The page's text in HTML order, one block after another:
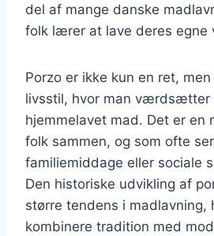
del af mange danske
folk lærer at lave deres egne
Porzo er ikke kun en ret,
livsstil, hvor man værdsætter
hjemmelavet mad. Det er en
folk sammen, og som ofte
familiemiddage eller sociale
Den historiske udvikling af
større tendens i madlavning,
kombinere tradition med